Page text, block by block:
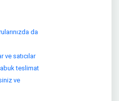
da
satıcılar
teslimat
ve